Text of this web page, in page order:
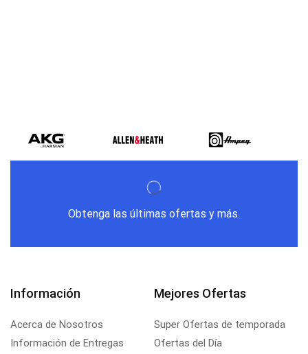
Obtenga las últimas ofertas y más.
Información
Acerca de Nosotros
Información de Entregas
Mejores Ofertas
Super Ofertas de temporada
Ofertas del Día